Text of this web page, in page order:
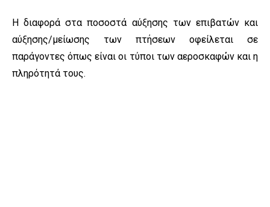
Η διαφορά στα ποσοστά αύξησης των επιβατών και
αύξησης/μείωσης των πτήσεων οφείλεται σε
παράγοντες όπως είναι οι τύποι των αεροσκαφών και η
πληρότητά τους.